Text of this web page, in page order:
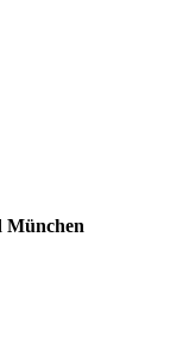
München